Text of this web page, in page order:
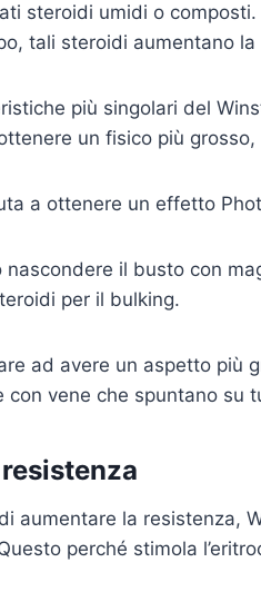
steroidi umidi o
tali steroidi aumentano
più singolari del
un fisico più
a ottenere un effetto
nascondere il busto con
per il bulking.
ad avere un aspetto più
con vene che spuntano su
aumentare la resistenza,
perché stimola